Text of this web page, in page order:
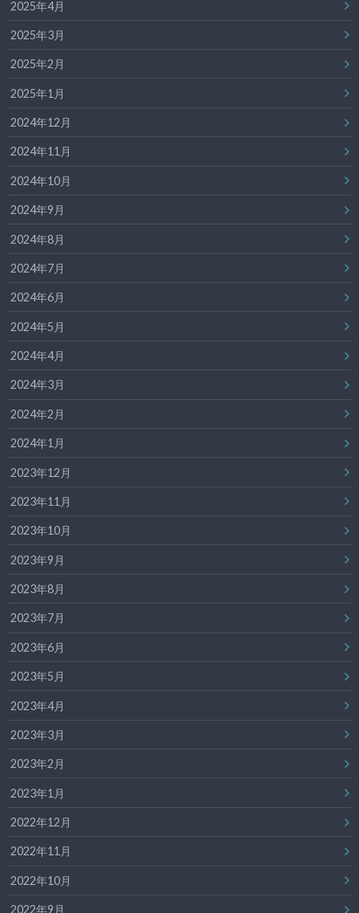
2025年4月
2025年3月
2025年2月
2025年1月
2024年12月
2024年11月
2024年10月
2024年9月
2024年8月
2024年7月
2024年6月
2024年5月
2024年4月
2024年3月
2024年2月
2024年1月
2023年12月
2023年11月
2023年10月
2023年9月
2023年8月
2023年7月
2023年6月
2023年5月
2023年4月
2023年3月
2023年2月
2023年1月
2022年12月
2022年11月
2022年10月
2022年9月